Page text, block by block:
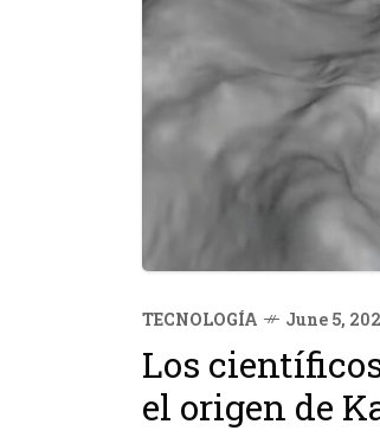
TECNOLOGÍA June 5,
Los
el origen de